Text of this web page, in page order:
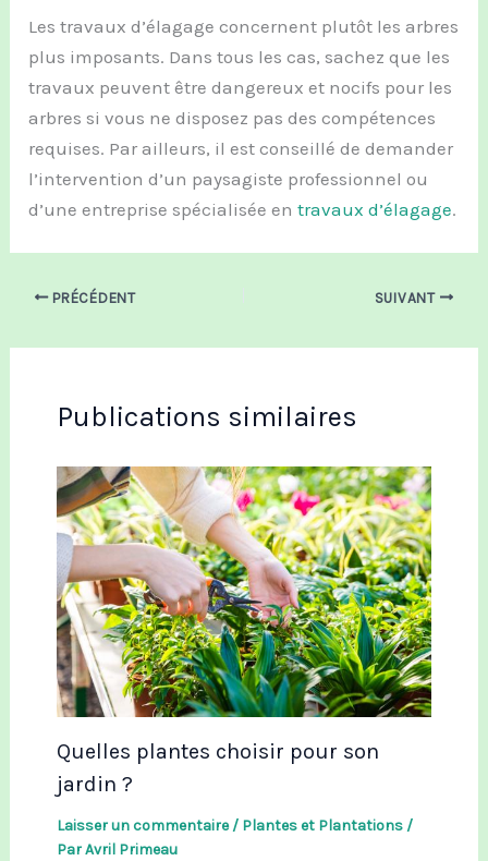
Les travaux d’élagage concernent plutôt les arbres
plus imposants. Dans tous les cas, sachez que les
travaux peuvent être dangereux et nocifs pour les
arbres si vous ne disposez pas des compétences
requises. Par ailleurs, il est conseillé de demander
l’intervention d’un paysagiste professionnel ou
d’une entreprise spécialisée en travaux d’élagage.
PRÉCÉDENT SUIVANT
Publications similaires
Quelles plantes choisir pour son
jardin ?
Laisser un commentaire / Plantes et Plantations/
ParAvril Primeau